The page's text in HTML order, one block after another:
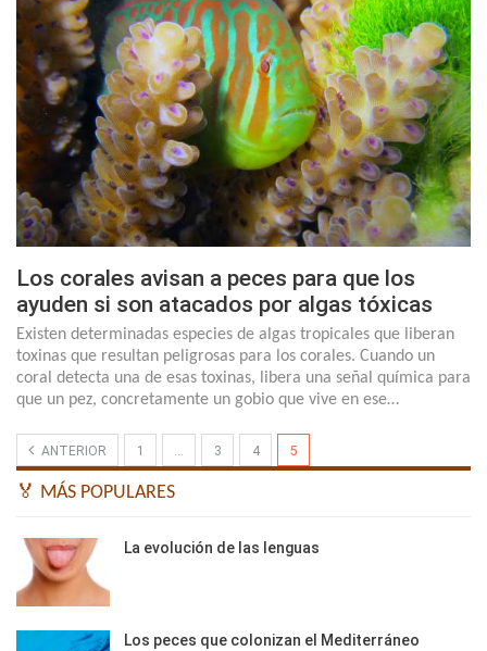
Los corales avisan a peces para que los
ayuden si son atacados por algas tóxicas
Existen determinadas especies de algas tropicales que liberan
toxinas que resultan peligrosas para los corales. Cuando un
coral detecta una de esas toxinas, libera una señal química para
que un pez, concretamente un gobio que vive en ese…
ANTERIOR 1 … 3 4 5
🏅 MÁS POPULARES
La evolución de las lenguas
Los peces que colonizan el Mediterráneo